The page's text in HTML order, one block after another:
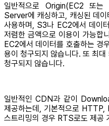
일반적으로 Origin(EC2 또
Server에 캐싱하고, 캐싱된 데
사용하며, S3나 EC2에서 데이
저렴한 금액으로 이용이 가능합
EC2에서 데이터를 호출하는 경
용이 청구되지 않습니다. 또 최
청구되지 않습니다.
일반적인 CDN과 같이
제공하는데, 기본적으로 HTTP,
스트리밍의 경우 RTS로도 제공